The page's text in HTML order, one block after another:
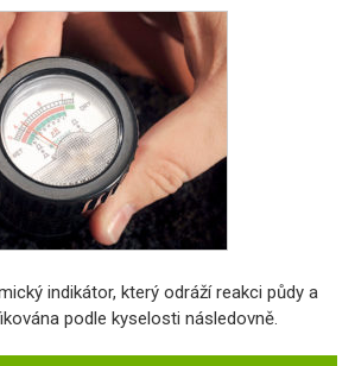
indikátor, který odráží reakci půdy a
podle kyselosti následovně.